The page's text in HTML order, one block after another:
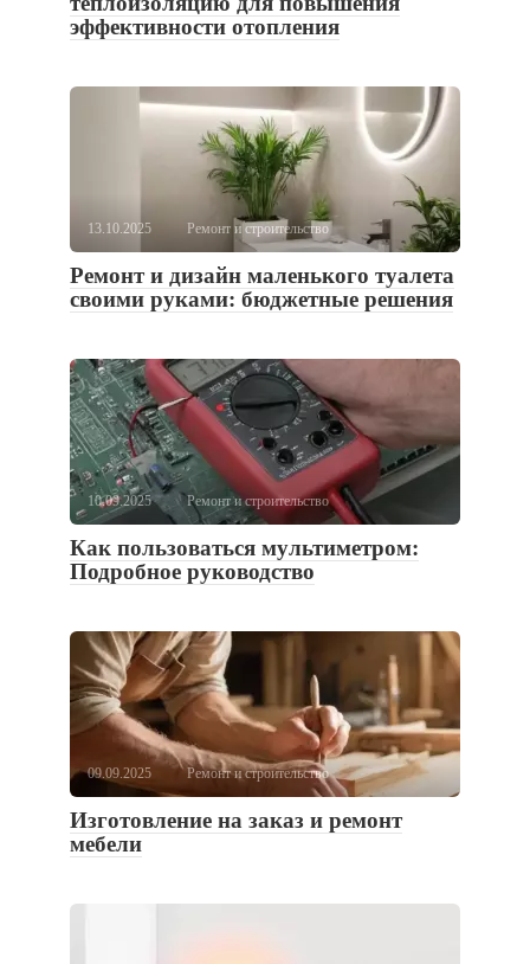
эффективности отопления
13.10.2025 Ремонт и строительство
Ремонт и дизайн маленького туалета
своими руками: бюджетные решения
10.09.2025 Ремонт и строительство
Как пользоваться мультиметром:
Подробное руководство
09.09.2025 Ремонт и строительство
Изготовление на заказ и ремонт
мебели